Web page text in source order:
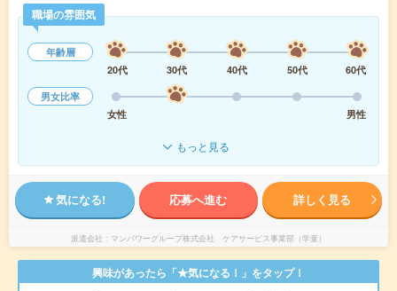
職場の雰囲気
年齢層
20代
30代 40代 50代
60代
男女比率
女性
男性
もっと見る
気になる! 応募へ進む 詳しく見る
派遣会社 マンパワーグループ株式会社 ケアサービス事業部（学童）
興味があったら「★気になる！」をタップ！